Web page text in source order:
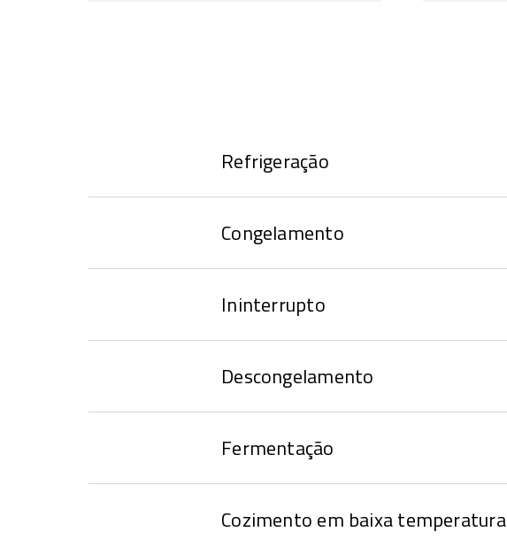
Refrigeração
Congelamento
Ininterrupto
Descongelamento
Fermentação
Cozimento em baixa temperatura